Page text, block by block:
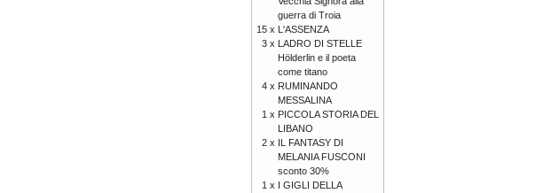
guerra di Troia
15 x L'ASSENZA
3 x LADRO DI STELLE
Hölderlin e il poeta
come titano
4 x RUMINANDO
MESSALINA
1 x PICCOLA STORIA DEL
LIBANO
2 x IL FANTASY DI
MELANIA FUSCONI
sconto 30%
1 x I GIGLI DELLA